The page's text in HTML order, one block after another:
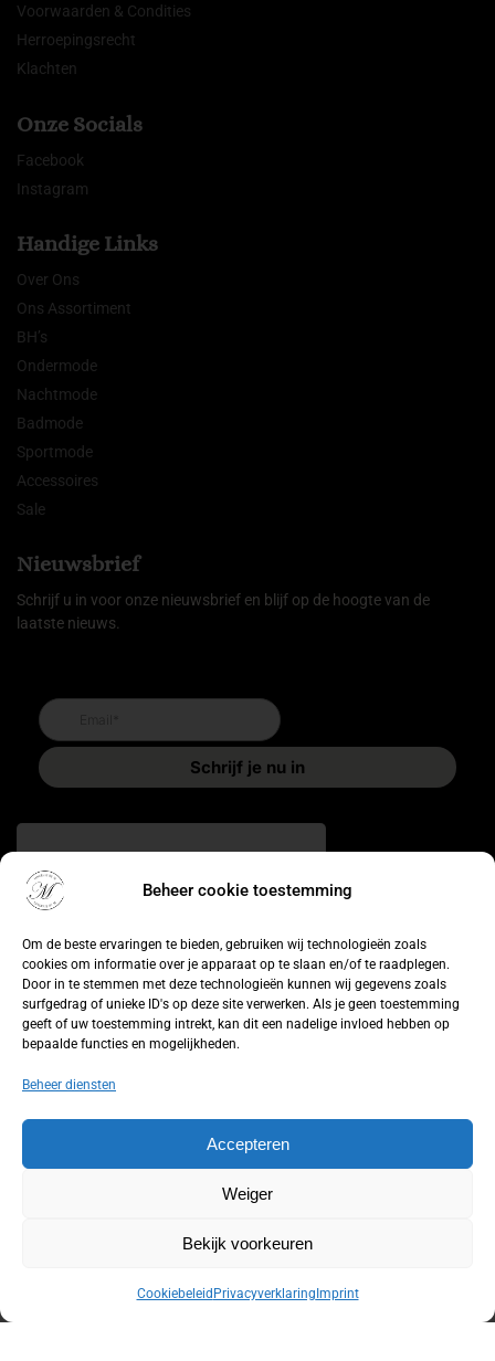
Beheer cookie toestemming
Om de beste ervaringen te bieden, gebruiken wij technologieën zoals
cookies om informatie over je apparaat op te slaan en/of te raadplegen.
Door in te stemmen met deze technologieën kunnen wij gegevens zoals
surfgedrag of unieke ID's op deze site verwerken. Als je geen toestemming
geeft of uw toestemming intrekt, kan dit een nadelige invloed hebben op
bepaalde functies en mogelijkheden.
Beheer diensten
Accepteren
Weiger
Bekijk voorkeuren
Cookiebeleid Privacyverklaring Imprint
Voorwaarden & Condities
Herroepingsrecht
Klachten
Onze Socials
Facebook
Instagram
Handige Links
Over Ons
Ons Assortiment
BH’s
Ondermode
Nachtmode
Badmode
Sportmode
Accessoires
Sale
Nieuwsbrief
Schrijf u in voor onze nieuwsbrief en blijf op de hoogte van de
laatste nieuws.
Aankoop herroepen
–Algemene voorwaarden
De waardering van lingeriebym.nl/ bijWebwinkelKeur